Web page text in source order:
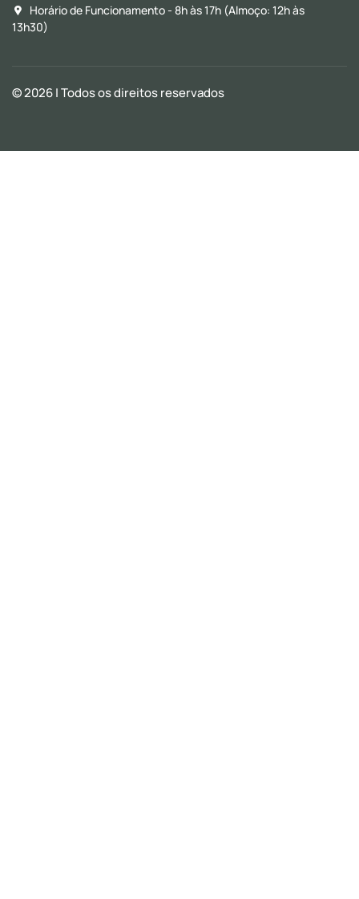
Horário de Funcionamento - 8h às 17h (Almoço: 12h às
13h30)
© 2026| Todos os direitos reservados